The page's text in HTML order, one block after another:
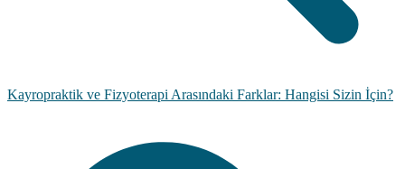
Kayropraktik ve Fizyoterapi Arasındaki Farklar: Hangisi Sizin İçin?